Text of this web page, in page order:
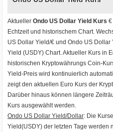
Aktueller Ondo US Dollar Yield Kurs €
Echtzeit und historischem Chart.
US Dollar Yield/€ und Ondo US Dollar
Yield (USDY) Chart. Aktueller Kurs in
historischen Kryptowährungs Coin-
Yield-Preis wird kontinuierlich
zeigt den aktuellen Euro Kurs der
Darüber hinaus können längere
Kurs ausgewählt werden.
Ondo US Dollar Yield/Dollar: Die
Yield(USDY) der letzten Tage werden